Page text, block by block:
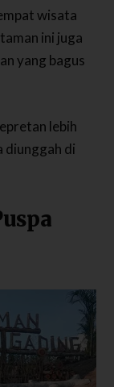
wisata
ini juga
yang bagus
lebih
diunggah di